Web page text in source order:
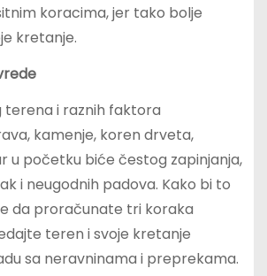
koracima, jer tako bolje
kretanje.
terena i raznih faktora
kamenje, koren drveta,
u početku biće čestog zapinjanja,
i neugodnih padova. Kako bi to
da proračunate tri koraka
teren i svoje kretanje
sa neravninama i preprekama.